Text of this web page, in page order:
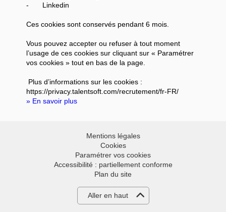
-
Linkedin
Ces cookies sont conservés pendant 6 mois.
Vous pouvez accepter ou refuser à tout moment
l’usage de ces cookies sur cliquant sur « Paramétrer
vos cookies » tout en bas de la page.
Plus d’informations sur les cookies :
https://privacy.talentsoft.com/recrutement/fr-FR/
» En savoir plus
Mentions légales
Cookies
Paramétrer vos cookies
Accessibilité : partiellement conforme
Plan du site
Aller en haut